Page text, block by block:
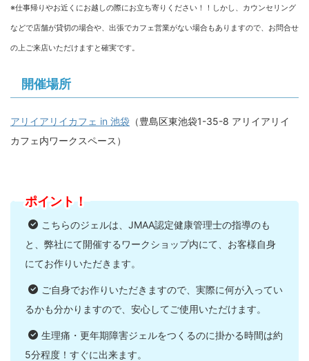
※仕事帰りやお近くにお越しの際にお立ち寄りください！！しかし、カウンセリング
などで店舗が貸切の場合や、出張でカフェ営業がない場合もありますので、お問合せ
の上ご来店いただけますと確実です。
開催場所
アリイアリイカフェ in 池袋 （豊島区東池袋1-35-8 アリイアリイ
カフェ内ワークスペース）
ポイント！
こちらのジェルは、JMAA認定健康管理士の指導のも
と、弊社にて開催するワークショップ内にて、お客様自身
にてお作りいただきます。
ご自身でお作りいただきますので、実際に何が入ってい
るかも分かりますので、安心してご使用いただけます。
生理痛・更年期障害ジェルをつくるのに掛かる時間は約
5分程度！すぐに出来ます。